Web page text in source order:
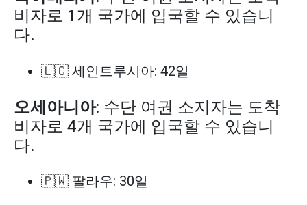
비자로 1개 국가에 입국할 수 있습니
다.
🇱🇨 세인트루시아: 42일
오세아니아: 수단 여권 소지자는 도착
비자로 4개 국가에 입국할 수 있습니
다.
🇵🇼 팔라우: 30일